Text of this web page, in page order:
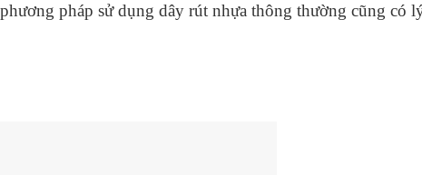
pháp sử dụng dây rút nhựa thông thường cũng có